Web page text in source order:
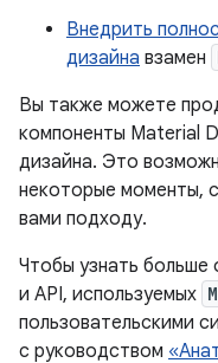
Внедрить
дизайна взамен
Вы также можете
компоненты Material
дизайна. Это
некоторые моменты,
вами подходу.
Чтобы узнать больше
и API, используемых
пользовательскими
с руководством